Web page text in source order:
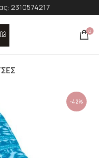
2310574217
0
-42%